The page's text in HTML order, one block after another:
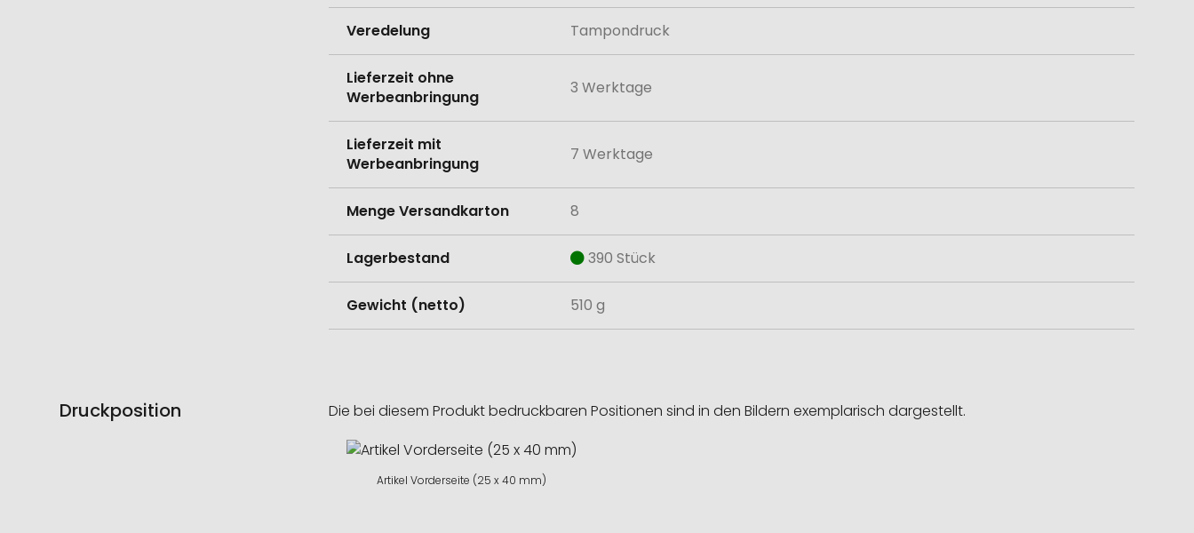
Veredelung Tampondruck
Lieferzeit ohne
Werbeanbringung
3 Werktage
Lieferzeit mit
Werbeanbringung
7 Werktage
Menge Versandkarton 8
Lagerbestand 390 Stück
Gewicht (netto) 510 g
Druckposition Die bei diesem Produkt bedruckbaren Positionen sind in den Bildern exemplarisch dargestellt.
Artikel Vorderseite (25 x 40 mm)